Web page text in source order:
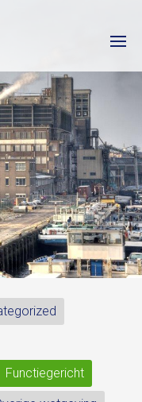
HOME
CURSUSKALENDER
INCOMPANY
CONTACT
Functiegericht